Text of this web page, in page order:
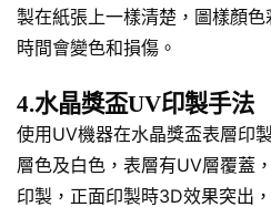
製在紙張上一樣清楚，圖樣顏
時間會變色和損傷。
4.水晶獎盃UV印製手法
使用UV機器在水晶獎盃表層印
層色及白色，表層有UV層覆蓋
印製，正面印製時3D效果突出